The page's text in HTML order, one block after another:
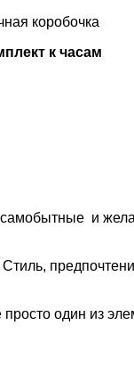
коробочка
к часам
и
просто один из